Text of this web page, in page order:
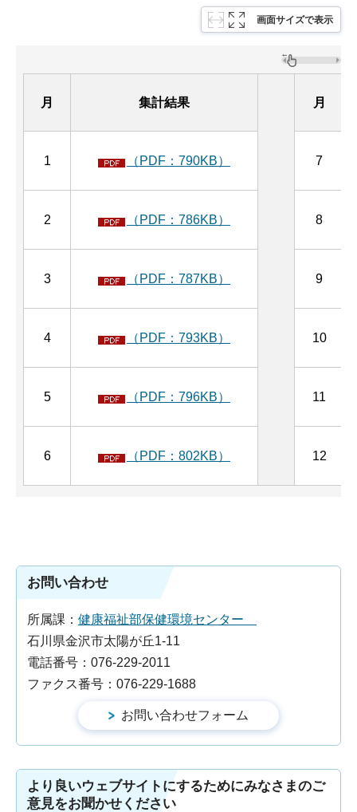
画面サイズで表示
月 集計結果 月
1 （PDF：790KB） 7
2 （PDF：786KB） 8
3 （PDF：787KB） 9
4 （PDF：793KB） 10
5 （PDF：796KB） 11
6 （PDF：802KB） 12
お問い合わせ
所属課： 健康福祉部保健環境センター
石川県金沢市太陽が丘1-11
電話番号：076-229-2011
ファクス番号：076-229-1688
より良いウェブサイトにするためにみなさまのご
意見をお聞かせください